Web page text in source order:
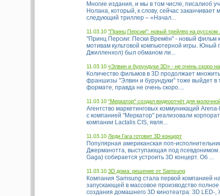
Многие издания, и мы в том числе, писалиоб
Нолана, который, к слову, сейчас заканчивает
следующий триллер – «Начал...
11.03.10"Принц Персии": новый трейлер на русском
"Принц Персии: Пески Времён" - новый фильм
мотивам культовой компьютерной игры. Юный
Джилленхол) был обманом ли...
11.03.10«Элвин и бурундуки 3D» - не очень скоро
Количество фильмов в 3D продолжает
франшизы "Элвин и бурундуки" тоже выйдет в
формате, правда не очень скоро....
11.03.10"Меркатор" создал видеоотчёт для
Агентство маркетинговых коммуникаций
с компанией "Меркатор" реализовали
компании Lactalis CIS, явля...
11.03.10 Леди Гага готовит 3D концерт
Популярная американская поп-
Джерманотта, выступающая под псевдонимом
Gaga) собирается устроить 3D концерт. Об ...
11.03.103D дома: решение от Samsung
Компания Samsung стала первой компанией
запускающей в массовое производство
создания домашнего 3D кинотеатра: 3D LED-,